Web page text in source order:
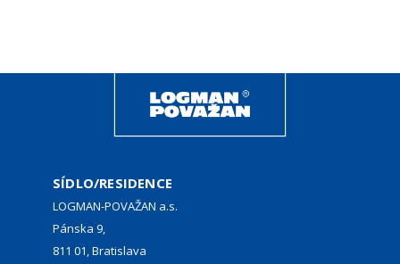
SÍDLO/RESIDENCE
LOGMAN-POVAŽAN a.s.
Pánska 9,
811 01, Bratislava